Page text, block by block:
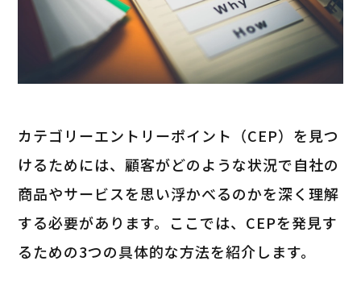
カテゴリーエントリーポイント（CEP）を見つ
けるためには、顧客がどのような状況で自社の
商品やサービスを思い浮かべるのかを深く理解
する必要があります。ここでは、CEPを発見す
るための3つの具体的な方法を紹介します。